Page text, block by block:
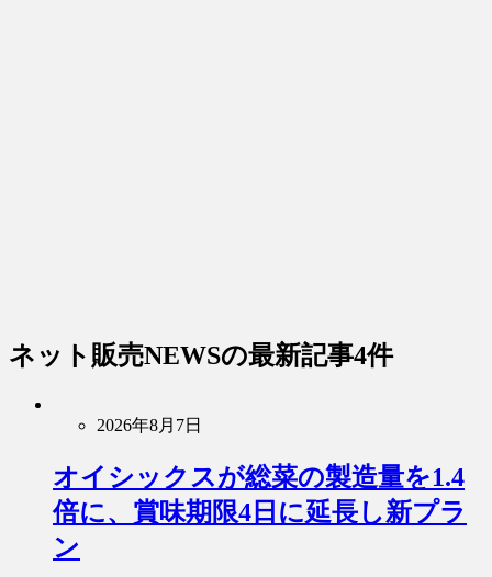
ネット販売NEWSの最新記事4件
2026年8月7日
オイシックスが総菜の製造量を1.4
倍に、賞味期限4日に延長し新プラ
ン